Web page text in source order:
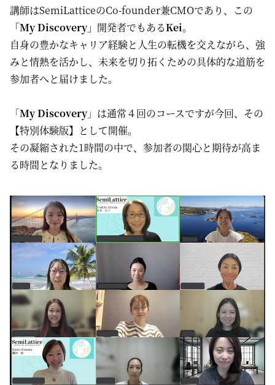
講師はSemiLatticeのCo-founder兼CMOであり、この
「My Discovery」 開発者でもあるKei。
自身の豊かなキャリア経験と人生の転機を交えながら、強
みと情熱を活かし、未来を切り拓くための具体的な道筋を
参加者へと届けました。
「My Discovery」は通常４回のコースですが今回、その
【特別体験版】として開催。
その凝縮された1時間の中で、参加者の関心と期待が高ま
る時間となりました。